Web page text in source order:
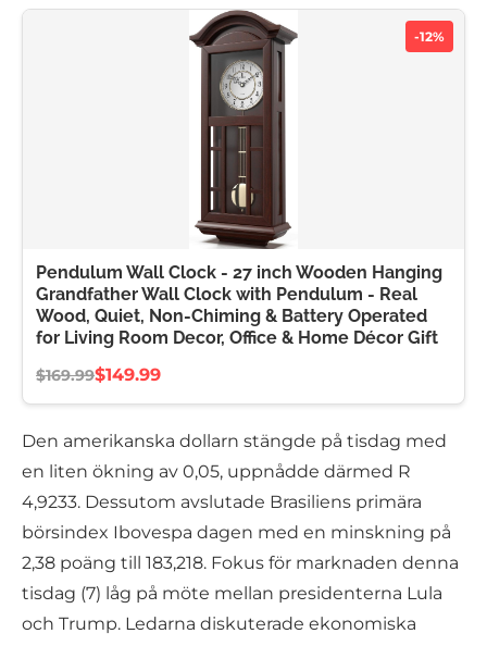
-12%
Pendulum Wall Clock - 27 inch Wooden Hanging
Grandfather Wall Clock with Pendulum - Real
Wood, Quiet, Non-Chiming & Battery Operated
for Living Room Decor, Office & Home Décor Gift
$169.99$149.99
Den amerikanska dollarn stängde på tisdag med
en liten ökning av 0,05, uppnådde därmed R
4,9233. Dessutom avslutade Brasiliens primära
börsindex Ibovespa dagen med en minskning på
2,38 poäng till 183,218. Fokus för marknaden denna
tisdag (7) låg på möte mellan presidenterna Lula
och Trump. Ledarna diskuterade ekonomiska